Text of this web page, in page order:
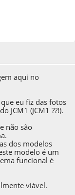
aqui no
eu fiz das fotos
JCM1 (JCM1 ??!).
não são
dos modelos
modelo é um
funcional é
viável.